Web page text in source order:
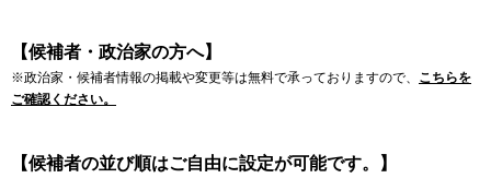
【候補者・政治家の方へ】
※政治家・候補者情報の掲載や変更等は無料で承っておりますので、 こちらを
ご確認ください。
【候補者の並び順はご自由に設定が可能です。】